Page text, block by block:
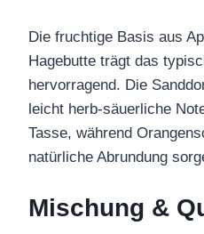
Die fruchtige Basis aus
Hagebutte trägt das
hervorragend. Die
leicht herb-säuerliche
Tasse, während
natürliche Abrundung
Mischung &